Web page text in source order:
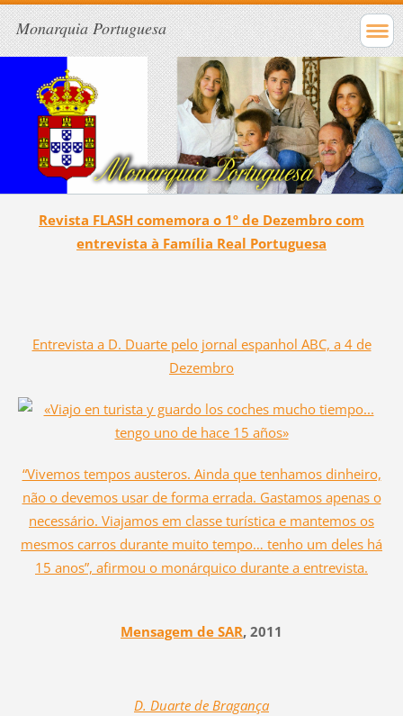
Monarquia Portuguesa
Revista FLASH comemora o 1º de Dezembro com
entrevista à Família Real Portuguesa
Entrevista a D. Duarte pelo jornal espanhol ABC, a 4 de
Dezembro
“Vivemos tempos austeros. Ainda que tenhamos dinheiro,
não o devemos usar de forma errada. Gastamos apenas o
necessário. Viajamos em classe turística e mantemos os
mesmos carros durante muito tempo… tenho um deles há
15 anos”, afirmou o monárquico durante a entrevista.
Mensagem de SAR, 2011
D. Duarte de Bragança